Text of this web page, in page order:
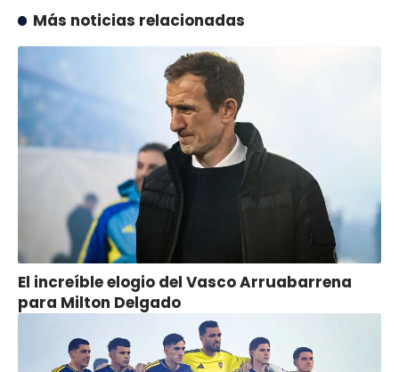
Más noticias relacionadas
El increíble elogio del Vasco Arruabarrena
para Milton Delgado